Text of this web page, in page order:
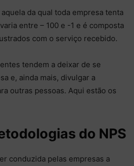
da qual toda empresa tenta
entre – 100 e -1 e é composta
com o serviço recebido.
tendem a deixar de se
e, ainda mais, divulgar a
outras pessoas. Aqui estão os
do NPS
conduzida pelas empresas a